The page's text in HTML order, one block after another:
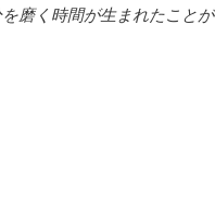
磨く時間が生まれたことが